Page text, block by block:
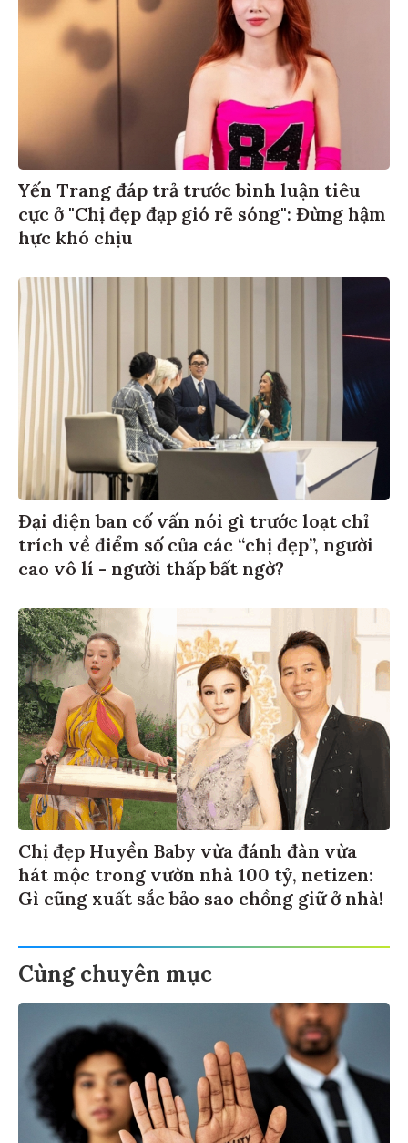
Yến Trang đáp trả trước bình luận tiêu
cực ở "Chị đẹp đạp gió rẽ sóng": Đừng hậm
hực khó chịu
Đại diện ban cố vấn nói gì trước loạt chỉ
trích về điểm số của các “chị đẹp”, người
cao vô lí - người thấp bất ngờ?
Chị đẹp Huyền Baby vừa đánh đàn vừa
hát mộc trong vườn nhà 100 tỷ, netizen:
Gì cũng xuất sắc bảo sao chồng giữ ở nhà!
Cùng chuyên mục